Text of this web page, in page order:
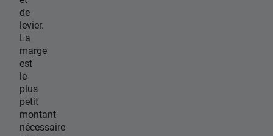
de
levier.
La
marge
est
le
plus
petit
montant
nécessaire